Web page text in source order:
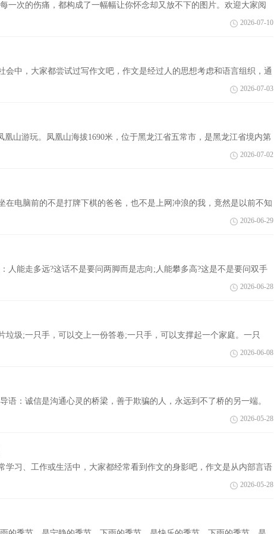
伤痛，都构成了一幅幅让你怀念却又放不下的图片。欢迎大家阅
2026-07-10
会中，大家都尝试过写作文吧，作文是经过人的思想考虑和语言组织，通
2026-07-03
山游玩。凤凰山海拔1690米，位于黑龙江省五常市，是黑龙江省境内第
2026-07-02
在电脑前的不是打牌下棋的爸爸，也不是上网冲浪的我，竟然是以前不知
2026-06-29
多远?这话不是要问两脚而是志向;人能攀多高?这是不是要问双手
2026-06-28
圾;一只手，可以交上一份答卷;一只手，可以支撑起一个家庭。一只
2026-06-08
信是沟通心灵的桥梁，善于欺骗的人，永远到不了桥的另一端。
2026-05-28
学习、工作或生活中，大家都经常看到作文的身影吧，作文是从内部言语
2026-05-28